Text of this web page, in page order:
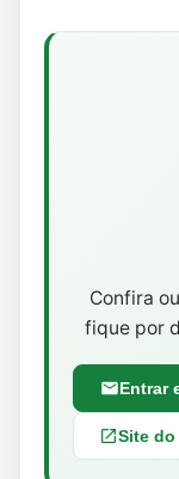
Confira
fique por
Entrar
Site